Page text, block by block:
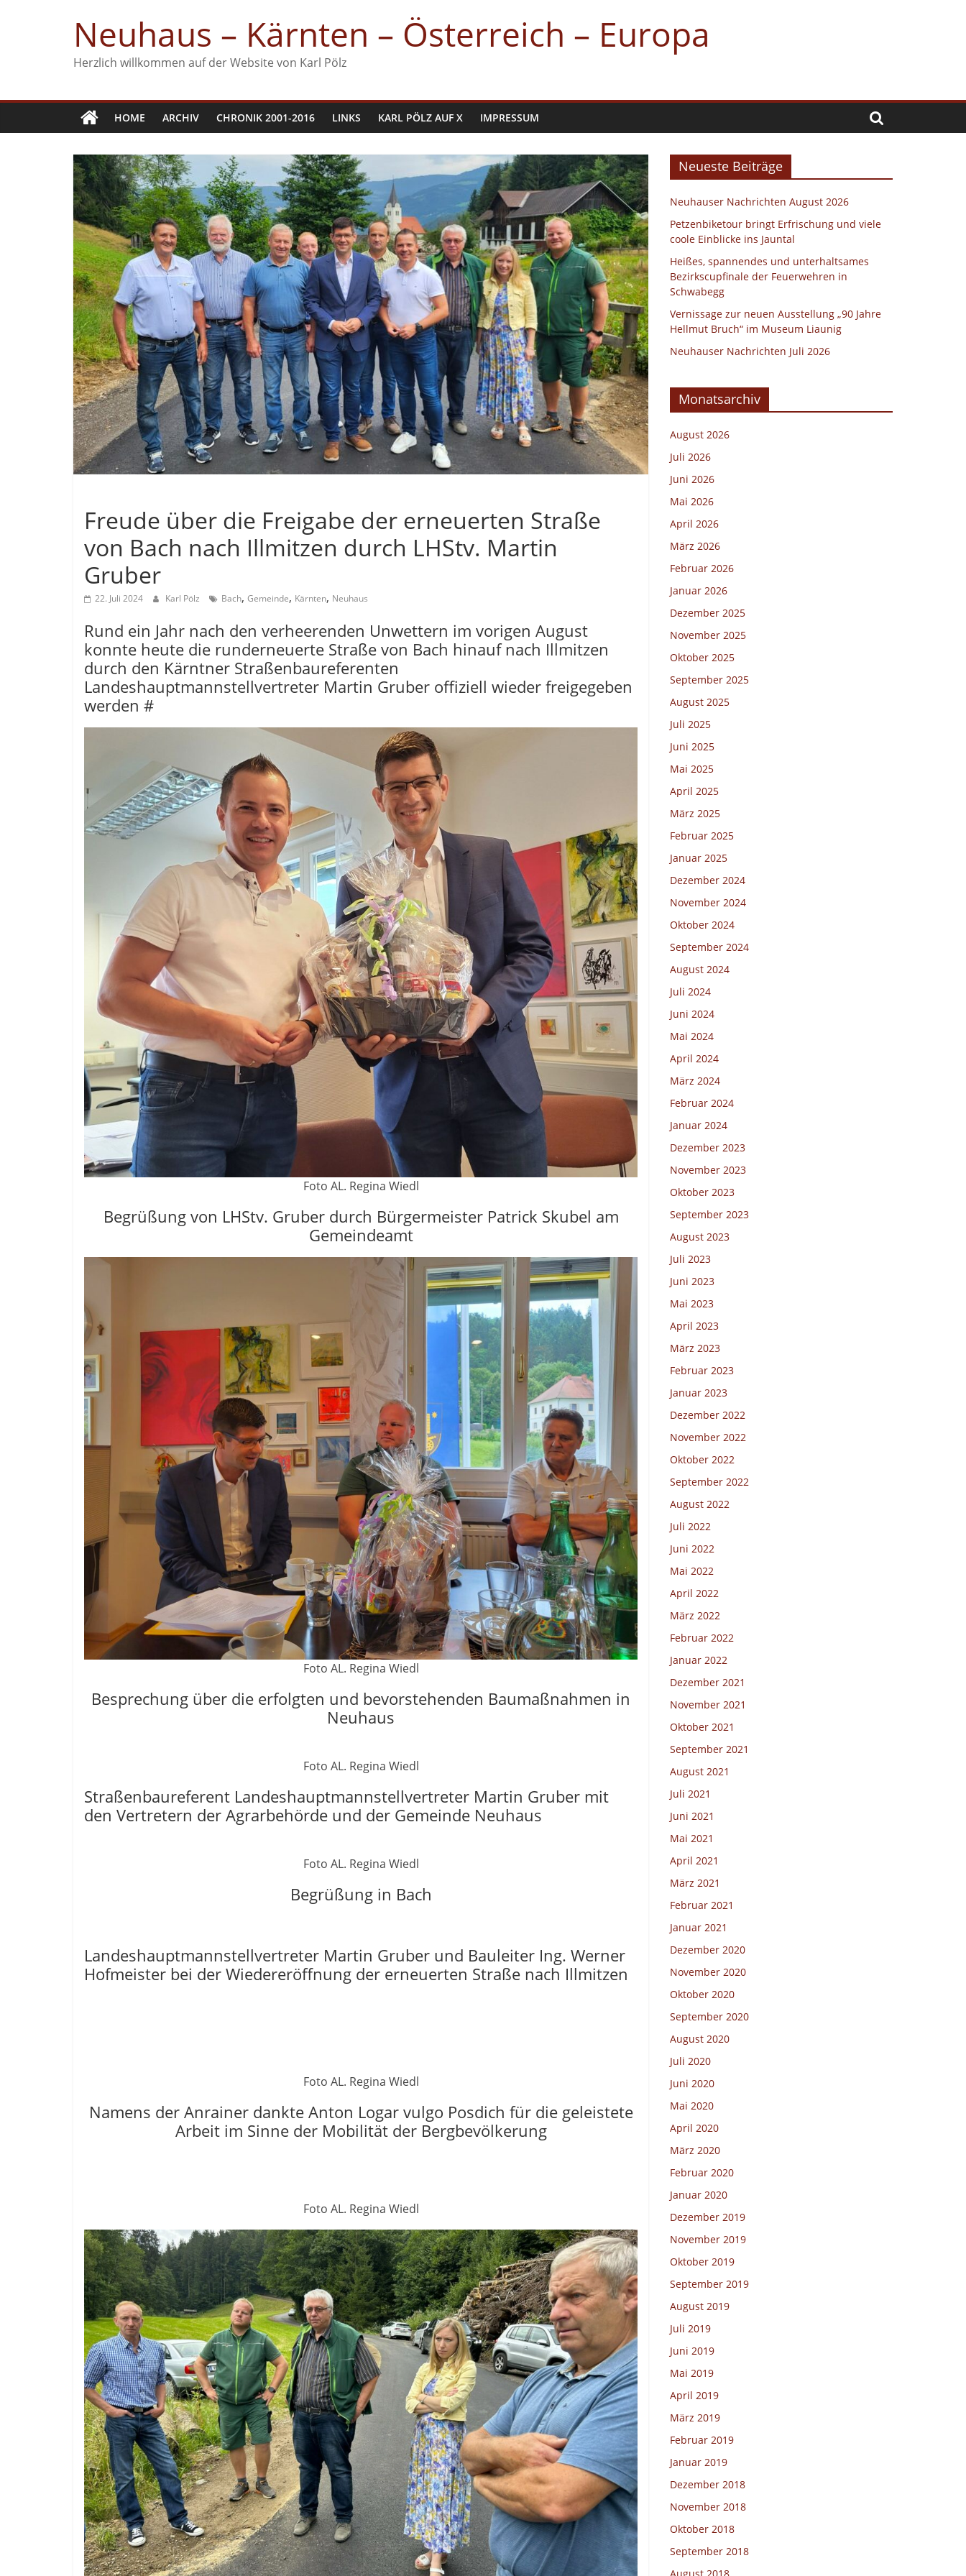
Neuhaus – Kärnten – Österreich – Europa
Herzlich willkommen auf der Website von Karl Pölz
HOME ARCHIV CHRONIK 2001-2016 LINKS KARL PÖLZ AUF X IMPRESSUM
Freude über die Freigabe der erneuerten Straße
von Bach nach Illmitzen durch LHStv. Martin
Gruber
22. Juli 2024 Karl Pölz Bach, Gemeinde, Kärnten, Neuhaus
Rund ein Jahr nach den verheerenden Unwettern im vorigen August
konnte heute die runderneuerte Straße von Bach hinauf nach Illmitzen
durch den Kärntner Straßenbaureferenten
Landeshauptmannstellvertreter Martin Gruber offiziell wieder freigegeben
werden #
Foto AL. Regina Wiedl
Begrüßung von LHStv. Gruber durch Bürgermeister Patrick Skubel am
Gemeindeamt
Foto AL. Regina Wiedl
Besprechung über die erfolgten und bevorstehenden Baumaßnahmen in
Neuhaus
Foto AL. Regina Wiedl
Straßenbaureferent Landeshauptmannstellvertreter Martin Gruber mit
den Vertretern der Agrarbehörde und der Gemeinde Neuhaus
Foto AL. Regina Wiedl
Begrüßung in Bach
Landeshauptmannstellvertreter Martin Gruber und Bauleiter Ing. Werner
Hofmeister bei der Wiedereröffnung der erneuerten Straße nach Illmitzen
Foto AL. Regina Wiedl
Namens der Anrainer dankte Anton Logar vulgo Posdich für die geleistete
Arbeit im Sinne der Mobilität der Bergbevölkerung
Foto AL. Regina Wiedl
Neueste Beiträge
Neuhauser Nachrichten August 2026
Petzenbiketour bringt Erfrischung und viele
coole Einblicke ins Jauntal
Heißes, spannendes und unterhaltsames
Bezirkscupfinale der Feuerwehren in
Schwabegg
Vernissage zur neuen Ausstellung „90 Jahre
Hellmut Bruch“ im Museum Liaunig
Neuhauser Nachrichten Juli 2026
Monatsarchiv
August 2026
Juli 2026
Juni 2026
Mai 2026
April 2026
März 2026
Februar 2026
Januar 2026
Dezember 2025
November 2025
Oktober 2025
September 2025
August 2025
Juli 2025
Juni 2025
Mai 2025
April 2025
März 2025
Februar 2025
Januar 2025
Dezember 2024
November 2024
Oktober 2024
September 2024
August 2024
Juli 2024
Juni 2024
Mai 2024
April 2024
März 2024
Februar 2024
Januar 2024
Dezember 2023
November 2023
Oktober 2023
September 2023
August 2023
Juli 2023
Juni 2023
Mai 2023
April 2023
März 2023
Februar 2023
Januar 2023
Dezember 2022
November 2022
Oktober 2022
September 2022
August 2022
Juli 2022
Juni 2022
Mai 2022
April 2022
März 2022
Februar 2022
Januar 2022
Dezember 2021
November 2021
Oktober 2021
September 2021
August 2021
Juli 2021
Juni 2021
Mai 2021
April 2021
März 2021
Februar 2021
Januar 2021
Dezember 2020
November 2020
Oktober 2020
September 2020
August 2020
Juli 2020
Juni 2020
Mai 2020
April 2020
März 2020
Februar 2020
Januar 2020
Dezember 2019
November 2019
Oktober 2019
September 2019
August 2019
Juli 2019
Juni 2019
Mai 2019
April 2019
März 2019
Februar 2019
Januar 2019
Dezember 2018
November 2018
Oktober 2018
September 2018